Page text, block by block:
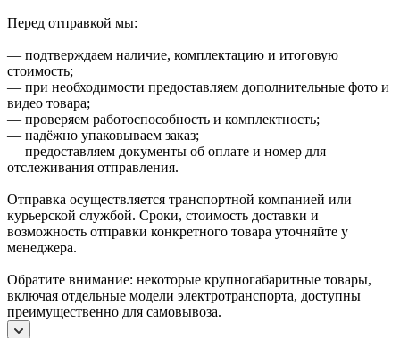
Перед отправкой мы:
— подтверждаем наличие, комплектацию и итоговую
стоимость;
— при необходимости предоставляем дополнительные фото и
видео товара;
— проверяем работоспособность и комплектность;
— надёжно упаковываем заказ;
— предоставляем документы об оплате и номер для
отслеживания отправления.
Отправка осуществляется транспортной компанией или
курьерской службой. Сроки, стоимость доставки и
возможность отправки конкретного товара уточняйте у
менеджера.
Обратите внимание: некоторые крупногабаритные товары,
включая отдельные модели электротранспорта, доступны
преимущественно для самовывоза.